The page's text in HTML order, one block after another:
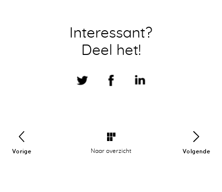
Interessant?
Deel het!
Vorige Naar overzicht Volgende